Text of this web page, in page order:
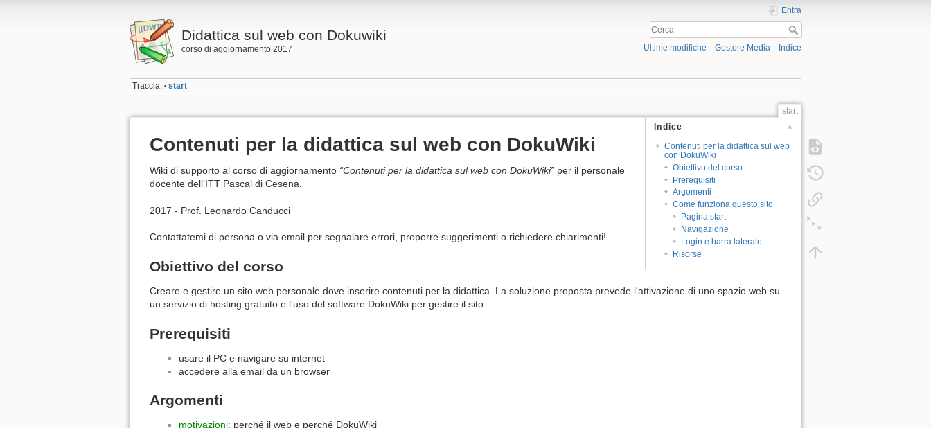
Didattica sul web con Dokuwiki
corso di aggiornamento 2017
Entra
Ultime modifiche Gestore Media Indice
Traccia: • start
start
Indice
Contenuti per la didattica sul web
con DokuWiki
Obiettivo del corso
Prerequisiti
Argomenti
Come funziona questo sito
Pagina start
Navigazione
Login e barra laterale
Risorse
Contenuti per la didattica sul web con DokuWiki
Wiki di supporto al corso di aggiornamento “Contenuti per la didattica sul web con DokuWiki” per il personale
docente dell'ITT Pascal di Cesena.
2017 - Prof. Leonardo Canducci
Contattatemi di persona o via email per segnalare errori, proporre suggerimenti o richiedere chiarimenti!
Obiettivo del corso
Creare e gestire un sito web personale dove inserire contenuti per la didattica. La soluzione proposta prevede l'attivazione di uno spazio web su
un servizio di hosting gratuito e l'uso del software DokuWiki per gestire il sito.
Prerequisiti
usare il PC e navigare su internet
accedere alla email da un browser
Argomenti
motivazioni: perché il web e perché DokuWiki